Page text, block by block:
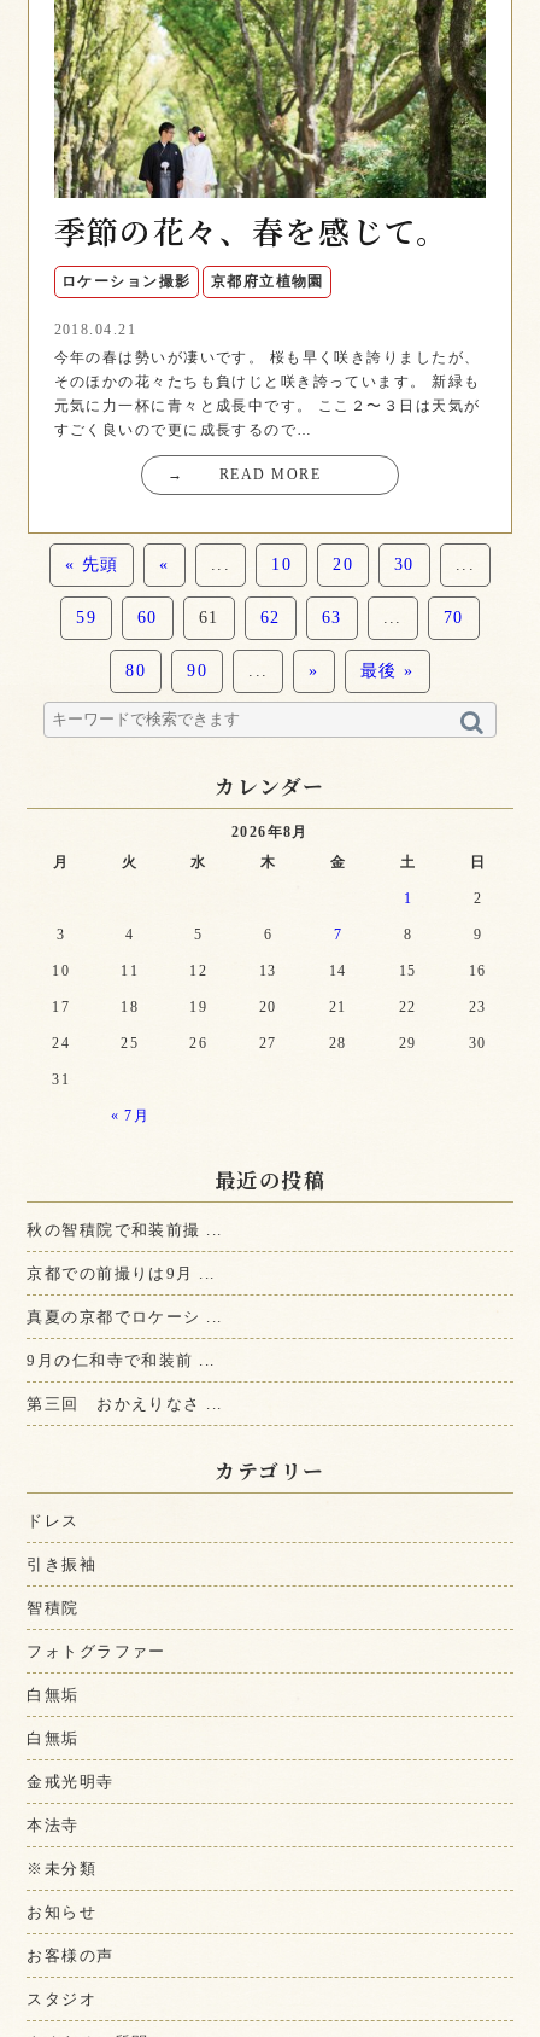
季節の花々、春を感じて。
ロケーション撮影 京都府立植物園
2018.04.21
今年の春は勢いが凄いです。 桜も早く咲き誇りましたが、
そのほかの花々たちも負けじと咲き誇っています。 新緑も
元気に力一杯に青々と成長中です。 ここ２〜３日は天気が
すごく良いので更に成長するので…
→ READ MORE
« 先頭 « ... 10 20 30 ...
59 60 61 62 63 ... 70
80 90 ... » 最後 »
カレンダー
2026年8月
月
火 水 木 金 土 日
« 7月
1 2
3 4 5 6 7 8 9
10 11 12 13 14 15 16
17 18 19 20 21 22 23
24 25 26 27 28 29 30
31
最近の投稿
秋の智積院で和装前撮 ...
京都での前撮りは9月 ...
真夏の京都でロケーシ ...
9月の仁和寺で和装前 ...
第三回 おかえりなさ ...
カテゴリー
ドレス
引き振袖
智積院
フォトグラファー
白無垢
白無垢
金戒光明寺
本法寺
※未分類
お知らせ
お客様の声
スタジオ